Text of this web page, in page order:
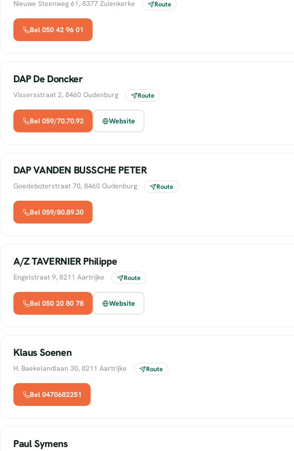
Nieuwe Steenweg 61, 8377 Zuienkerke Route
Bel 050 42 96 01
DAP De Doncker
Vissersstraat 2, 8460 Oudenburg Route
Bel 059/70.70.92 Website
DAP VANDEN BUSSCHE PETER
Goedeboterstraat 70, 8460 Oudenburg Route
Bel 059/80.89.30
A/Z TAVERNIER Philippe
Engelstraat 9, 8211 Aartrijke Route
Bel 050 20 80 78 Website
Klaus Soenen
H. Baekelandlaan 30, 8211 Aartrijke Route
Bel 0470682251
Paul Symens